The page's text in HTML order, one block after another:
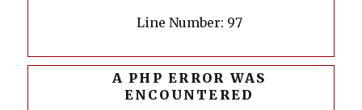
Line Number: 97
A PHP ERROR WAS
ENCOUNTERED